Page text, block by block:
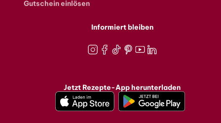
Gutschein einlösen
Informiert bleiben
Jetzt Rezepte-App herunterladen